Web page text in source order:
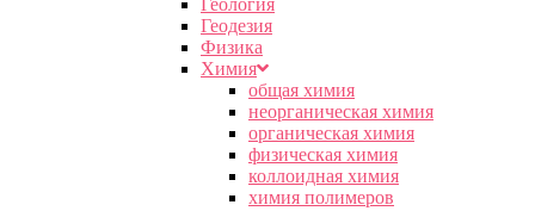
Геология
Геодезия
Физика
Химия
общая химия
неорганическая химия
органическая химия
физическая химия
коллоидная химия
химия полимеров